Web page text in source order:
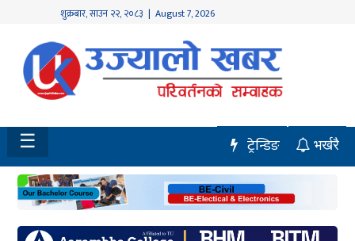
शुक्रबार,साउन २२, २०८३ | August 7, 2026
होमपेज
नवलपुर
विशेष
मध्य
नेपाल
चितवन
☰ भर्खरै
ट्रेन्डिङ